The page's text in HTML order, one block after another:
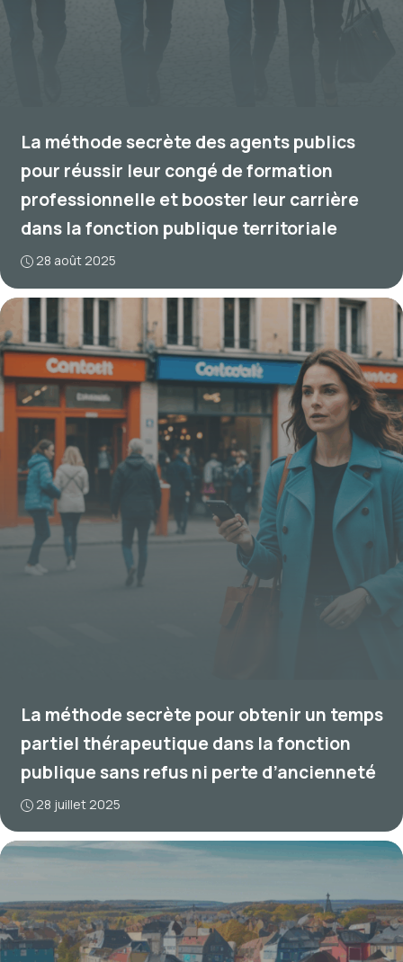
La méthode secrète des agents publics
pour réussir leur congé de formation
professionnelle et booster leur carrière
dans la fonction publique territoriale
28 août 2025
La méthode secrète pour obtenir un temps
partiel thérapeutique dans la fonction
publique sans refus ni perte d’ancienneté
28 juillet 2025